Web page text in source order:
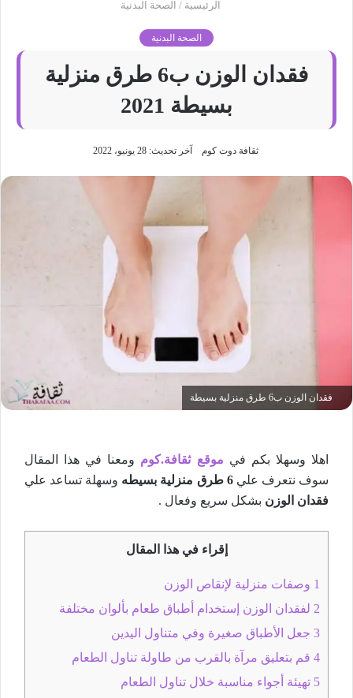
الرئيسية / الصحة البدنية
الصحة البدنية
فقدان الوزن ب6 طرق منزلية
بسيطة 2021
ثقافة دوت كوم آخر تحديث: 28 يونيو، 2022
فقدان الوزن ب6 طرق منزلية بسيطة
اهلا وسهلا بكم في موقع ثقافة.كوم ومعنا في هذا المقال
سوف نتعرف علي 6 طرق منزلية بسيطه
وسهلة تساعد علي
فقدان الوزن بشكل سريع وفعال .
إقراء في هذا المقال
1 وصفات منزلية لإنقاص الوزن
2 لفقدان الوزن إستخدام أطباق طعام بألوان مختلفة
3 جعل الأطباق صغيرة وفي متناول اليدين
4 قم بتعليق مرآة بالقرب من طاولة تناول الطعام
5 تهيئة أجواء مناسبة خلال تناول الطعام